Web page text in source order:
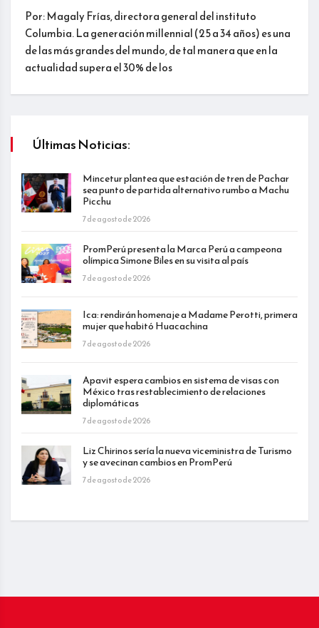
Por: Magaly Frías, directora general del instituto
Columbia. La generación millennial (25 a 34 años) es una
de las más grandes del mundo, de tal manera que en la
actualidad supera el 30% de los
Últimas Noticias:
Mincetur plantea que estación de tren de Pachar
sea punto de partida alternativo rumbo a Machu
Picchu
7 de agosto de 2026
PromPerú presenta la Marca Perú a campeona
olímpica Simone Biles en su visita al país
7 de agosto de 2026
Ica: rendirán homenaje a Madame Perotti, primera
mujer que habitó Huacachina
7 de agosto de 2026
Apavit espera cambios en sistema de visas con
México tras restablecimiento de relaciones
diplomáticas
7 de agosto de 2026
Liz Chirinos sería la nueva viceministra de Turismo
y se avecinan cambios en PromPerú
7 de agosto de 2026